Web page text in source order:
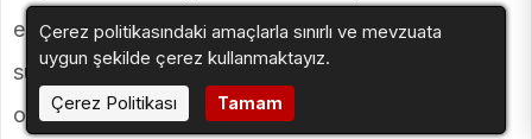
entegrasyonunu kolaylaştırmak ve onlara
sürdürülebilir bir gelecek inşa etmelerine yardımcı
olmak. Bu önemli adım, adalet ve merhamet
Çerez politikasındaki amaçlarla sınırlı ve mevzuata
uygun şekilde çerez kullanmaktayız.
Çerez Politikası
Tamam